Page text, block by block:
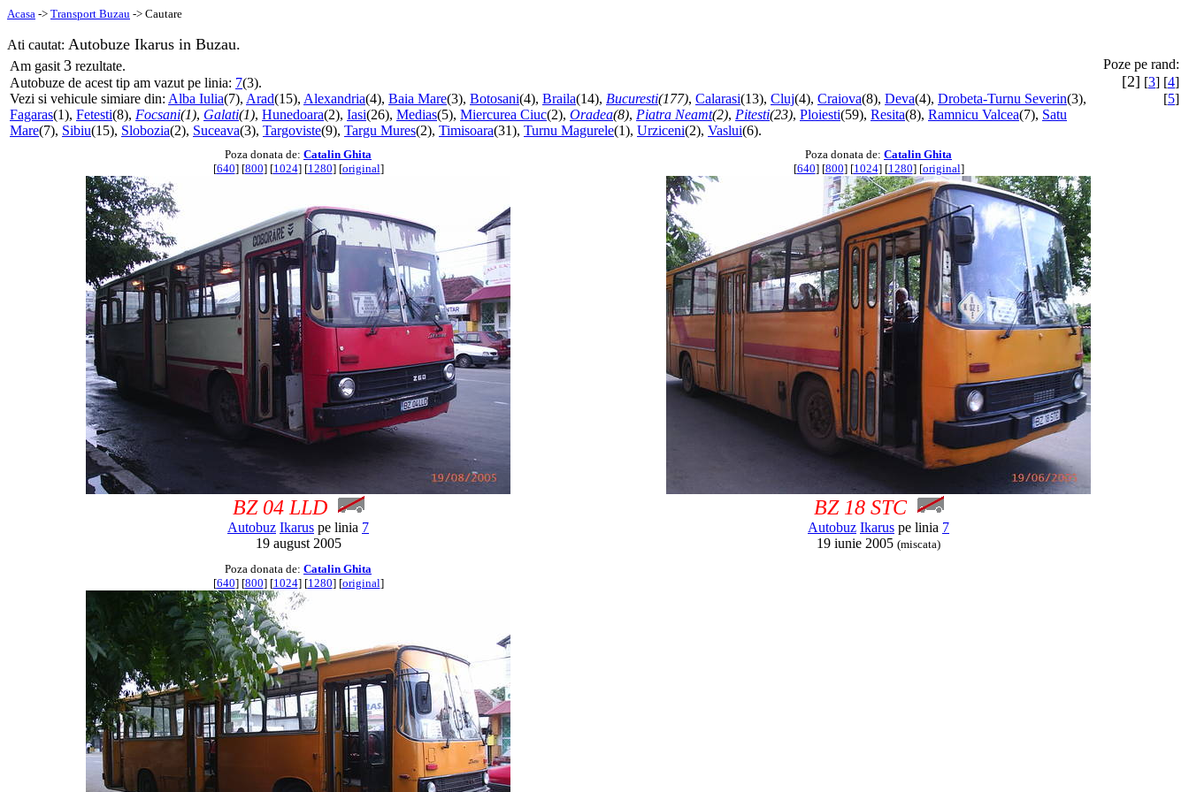
Acasa -> Transport Buzau -> Cautare
Ati cautat: Autobuze Ikarus in Buzau.
Am gasit 3 rezultate.
Autobuze de acest tip am vazut pe linia: 7(3).
Vezi si vehicule simiare din: Alba Iulia(7), Arad(15), Alexandria(4), Baia Mare(3), Botosani(4), Braila(14), Bucuresti(177), Calarasi(13), Cluj(4), Craiova(8), Deva(4), Drobeta-Turnu Severin(3),
Fagaras(1), Fetesti(8), Focsani(1), Galati(1), Hunedoara(2), Iasi(26), Medias(5), Miercurea Ciuc(2), Oradea(8), Piatra Neamt(2), Pitesti(23), Ploiesti(59), Resita(8), Ramnicu Valcea(7), Satu
Mare(7), Sibiu(15), Slobozia(2), Suceava(3), Targoviste(9), Targu Mures(2), Timisoara(31), Turnu Magurele(1), Urziceni(2), Vaslui(6).
Poze pe rand:
[2] [3] [4]
[5]
Poza donata de: Catalin Ghita
[640] [800] [1024] [1280] [original]
BZ 04 LLD
Autobuz Ikarus pe linia 7
19 august 2005
Poza donata de: Catalin Ghita
[640] [800] [1024] [1280] [original]
BZ 18 STC
Autobuz Ikarus pe linia 7
19 iunie 2005 (miscata)
Poza donata de: Catalin Ghita
[640] [800] [1024] [1280] [original]